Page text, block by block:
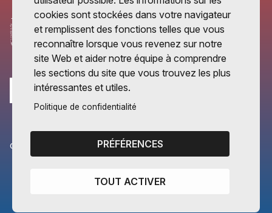
CANTONS PARTENAIRES
Vaud
cookies sont stockées dans votre navigateur
et remplissent des fonctions telles que vous
reconnaître lorsque vous revenez sur notre
site Web et aider notre équipe à comprendre
les sections du site que vous trouvez les plus
intéressantes et utiles.
Politique de confidentialité
PRÉFÉRENCES
TOUT ACTIVER